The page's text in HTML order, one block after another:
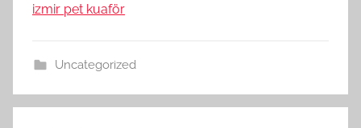
izmir pet kuaför
Uncategorized